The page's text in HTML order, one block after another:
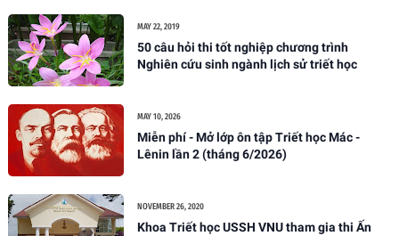
MAY 22, 2019
50 câu hỏi thi tốt nghiệp chương trình
Nghiên cứu sinh ngành lịch sử triết học
MAY 10, 2026
Miễn phí - Mở lớp ôn tập Triết học Mác -
Lênin lần 2 (tháng 6/2026)
NOVEMBER 26, 2020
Khoa Triết học USSH VNU tham gia thi Ấn